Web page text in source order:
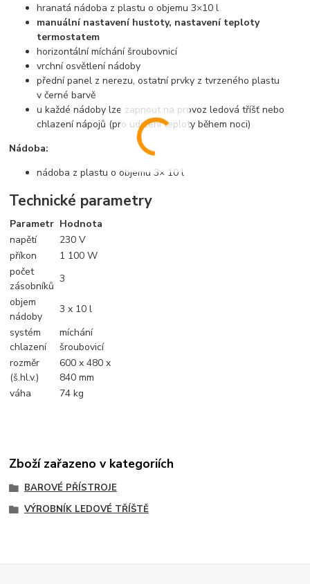
hranatá nádoba z plastu o objemu 3×10 l
manuální nastavení hustoty, nastavení teploty
termostatem
horizontální míchání šroubovnicí
vrchní osvětlení nádoby
přední panel z nerezu, ostatní prvky z tvrzeného plastu
v černé barvě
u každé nádoby lze zapnout na provoz ledová tříšť nebo
chlazení nápojů (pro udržení teploty během noci)
Nádoba:
nádoba z plastu o objemu 3× 10 l
Technické parametry
Parametr Hodnota
napětí
230 V
příkon
1 100 W
počet
zásobníků
3
objem
nádoby
3 x 10 l
systém
chlazení
míchání
šroubovicí
rozměr
(š.hl.v.)
600 x 480 x
840 mm
váha
74 kg
Zboží zařazeno v kategoriích
BAROVÉ PŘÍSTROJE
VÝROBNÍK LEDOVÉ TŘÍŠTĚ